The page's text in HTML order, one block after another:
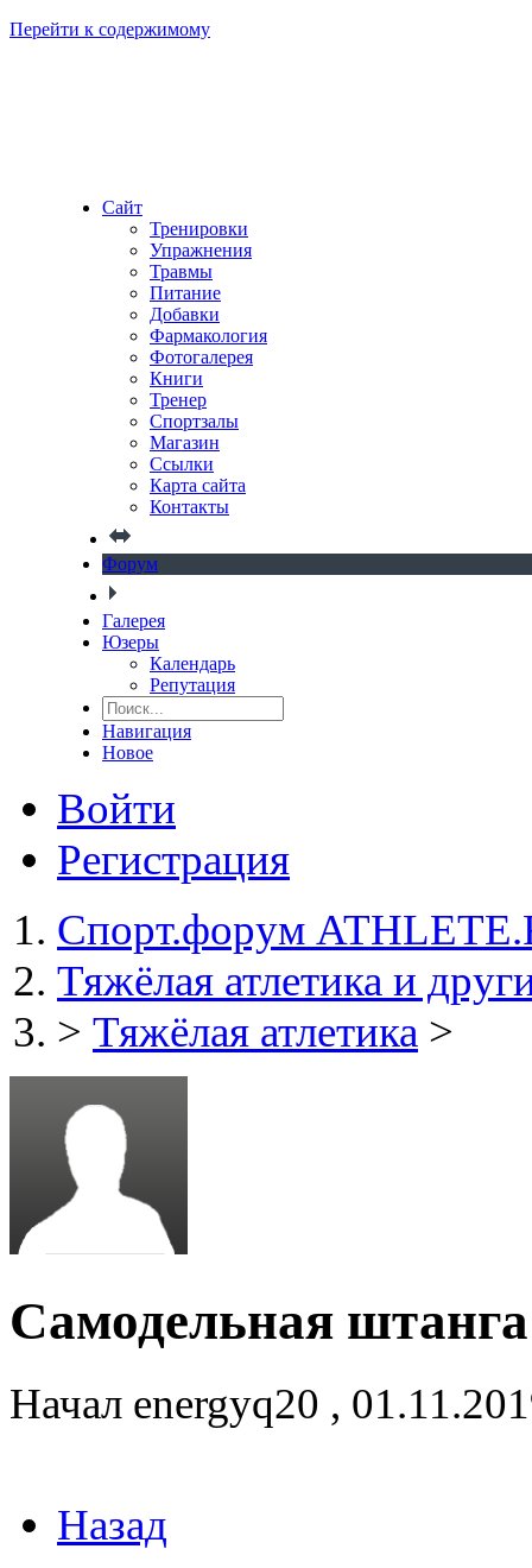
Перейти к содержимому
Сайт
Тренировки
Упражнения
Травмы
Питание
Добавки
Фармакология
Фотогалерея
Книги
Тренер
Спортзалы
Магазин
Ссылки
Карта сайта
Контакты
Форум
Галерея
Юзеры
Календарь
Репутация
Навигация
Новое
Войти
Регистрация
Спорт.форум
Тяжёлая атлетика и
> Тяжёлая атлетика >
Самодельная штанга
Начал energyq20 ,
Назад